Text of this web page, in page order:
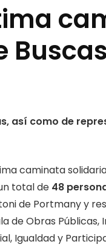
así como de
caminata
total de 48
de Portmany y
de Obras Públicas,
Igualdad y